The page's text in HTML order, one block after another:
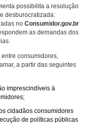
possibilita a resolução
desburocratizada:
no Consumidor.gov.br
as demandas dos
consumidores,
a partir das seguintes
imprescindíveis à
cidadãos consumidores
de políticas públicas